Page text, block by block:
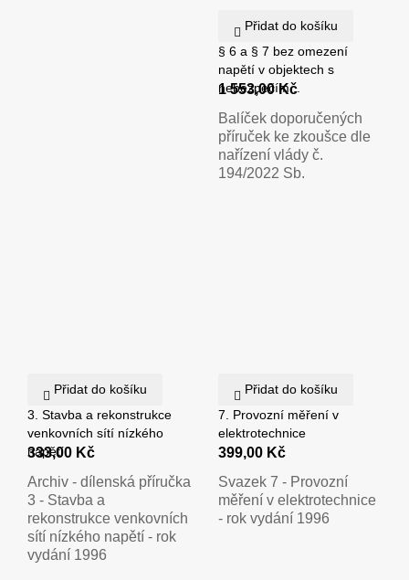
Přidat do košíku
§ 6 a § 7 bez omezení
napětí v objektech s
nebezpečím...
1 553,00 Kč
Balíček doporučených
příruček ke zkoušce dle
nařízení vlády č.
194/2022 Sb.
Přidat do košíku
3. Stavba a rekonstrukce
venkovních sítí nízkého
napětí
333,00 Kč
Archiv - dílenská příručka
3 - Stavba a
rekonstrukce venkovních
sítí nízkého napětí - rok
vydání 1996
Přidat do košíku
7. Provozní měření v
elektrotechnice
399,00 Kč
Svazek 7 - Provozní
měření v elektrotechnice
- rok vydání 1996